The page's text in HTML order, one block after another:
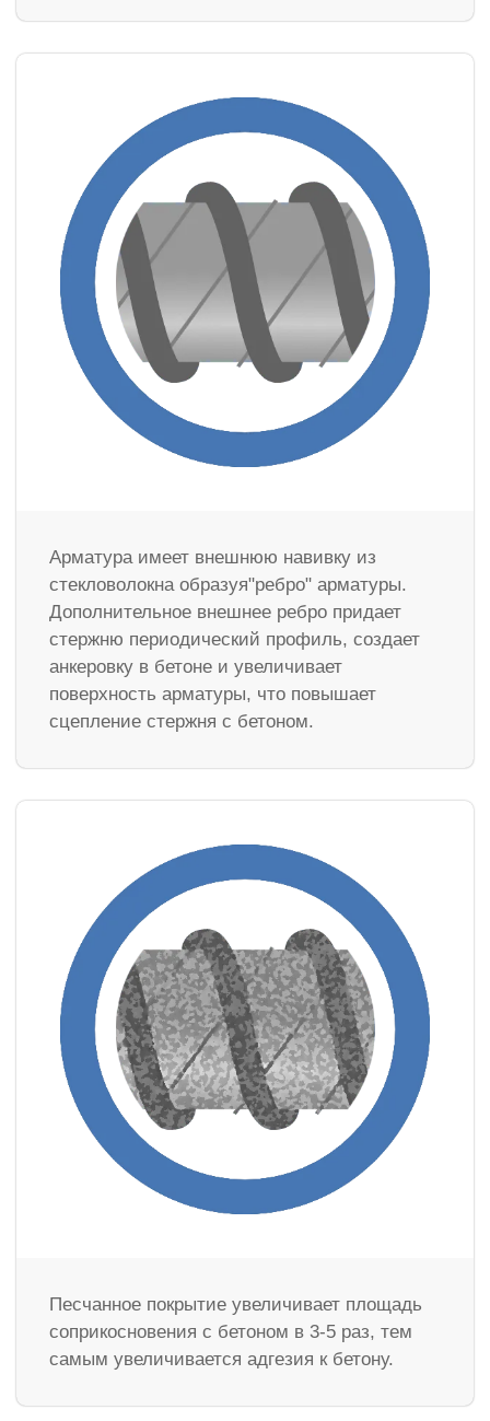
Арматура имеет внешнюю навивку из
стекловолокна образуя"ребро" арматуры.
Дополнительное внешнее ребро придает
стержню периодический профиль, создает
анкеровку в бетоне и увеличивает
поверхность арматуры, что повышает
сцепление стержня с бетоном.
Песчанное покрытие увеличивает площадь
соприкосновения с бетоном в 3-5 раз, тем
самым увеличивается адгезия к бетону.